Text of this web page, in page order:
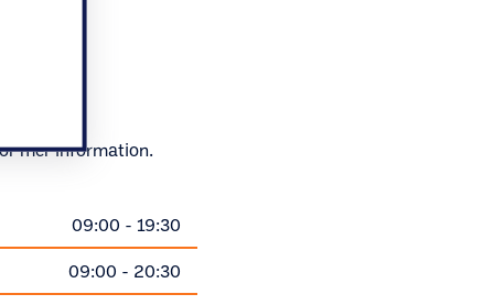
mer information.
09:00 - 19:30
09:00 - 20:30